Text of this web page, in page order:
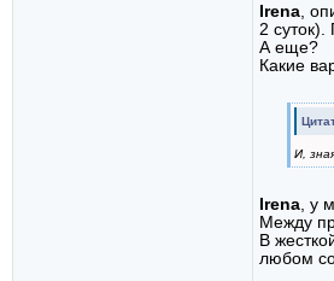
Irena ,
2
А еще?
Какие
И,
Irena , у
Между
В
любом